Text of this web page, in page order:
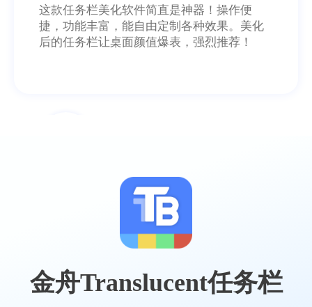
这款任务栏美化软件简直是神器！操作便
捷，功能丰富，能自由定制各种效果。美化
后的任务栏让桌面颜值爆表，强烈推荐！
操作简单，透明度调节自如，桌面瞬间高大
上，美观与实用兼具，大大提升电脑体验
金舟Translucent任务栏